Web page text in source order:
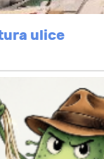
ulice